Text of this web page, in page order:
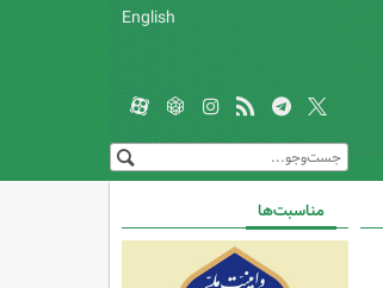
English
مناسبت‌ها